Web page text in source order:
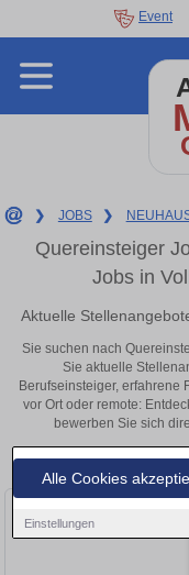
Alle Cookies
Einstellungen
Event
❯ JOBS ❯
Quereinsteiger
Jobs in
Aktuelle
Sie suchen nach
Sie aktuelle
Berufseinsteiger, erfahrene
vor Ort oder remote:
bewerben Sie sich